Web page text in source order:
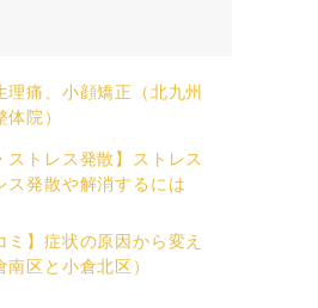
理痛、小顔矯正（北九州
院）
ストレス発散】ストレス
ス発散や解消するには
ミ】症状の原因から変え
区と小倉北区）